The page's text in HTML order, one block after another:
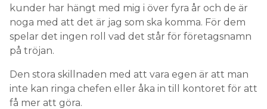
kunder har hängt med mig i över fyra år och de är
noga med att det är jag som ska komma. För dem
spelar det ingen roll vad det står för företagsnamn
på tröjan.
Den stora skillnaden med att vara egen är att man
inte kan ringa chefen eller åka in till kontoret för att
få mer att göra.